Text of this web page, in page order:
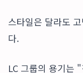
스타일은 달라도
다.
LC 그룹의 용기는